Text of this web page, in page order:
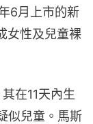
6月上市的新
女性及兒童裸
在11天內生
似兒童。馬斯